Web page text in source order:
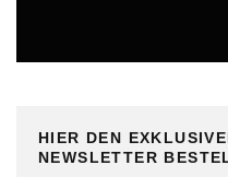
HIER DEN
NEWSLETTER